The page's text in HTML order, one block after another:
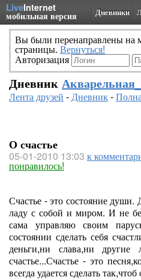
LiveInternet
мобильная версия Дневники
Вы были перенаправлены на
страницы. Вернуться!
Авторизация
Дневник
Лента друзей -Дневник-
О счастье
05-01-2010 13:03 к
понравилось!
Счастье - это состояние души.
ладу с собой и миром. И не
сама управляю своим
состоянии сделать себя
деньги,ни слава,ни
счастье...Счастье - это
всегда удается сделать так,чтоб